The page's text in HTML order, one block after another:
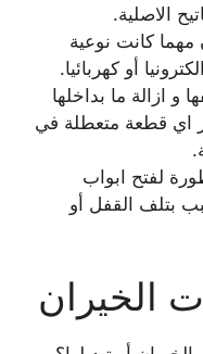
الاصلية.
مهما كانت نوعية
أو كهربائيا.
و ازالة ما بداخلها
اي قطعة متعطلة في
لفتح ابواب
بتلف القفل أو
الخيران